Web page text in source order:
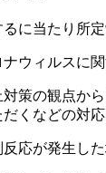
に当たり所
ウィルスに
対策の観点か
くなどの対
が発生した